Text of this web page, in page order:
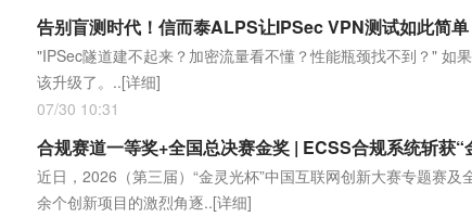
告别盲测时代！信而泰ALPS让IPSec VPN测试如此简单
"IPSec隧道建不起来？加密流量看不懂？性能瓶颈找不到？" 如
该升级了。..[详细]
07/30 10:31
合规赛道一等奖+全国总决赛金奖 | ECSS合规系统斩获“
近日，2026（第三届）“金灵光杯”中国互联网创新大赛专题赛
余个创新项目的激烈角逐..[详细]